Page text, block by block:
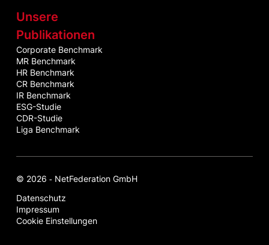
Unsere
Publikationen
Corporate Benchmark
MR Benchmark
HR Benchmark
CR Benchmark
IR Benchmark
ESG-Studie
CDR-Studie
Liga Benchmark
© 2026 ‐ NetFederation GmbH
Datenschutz
Impressum
Cookie Einstellungen